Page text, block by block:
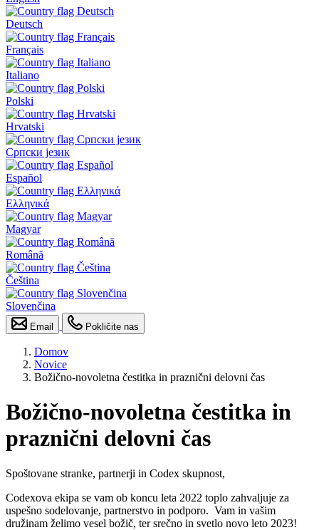
Deutsch
Français
Italiano
Polski
Hrvatski
Српски језик
Español
Ελληνικά
Magyar
Română
Čeština
Slovenčina
Email Pokličite nas
Domov
Novice
Božično-novoletna čestitka in praznični delovni čas
Božično-novoletna čestitka in
praznični delovni čas
Spoštovane stranke, partnerji in Codex skupnost,
Codexova ekipa se vam ob koncu leta 2022 toplo zahvaljuje za
uspešno sodelovanje, partnerstvo in podporo. Vam in vašim
družinam želimo vesel božič, ter srečno in svetlo novo leto 2023!